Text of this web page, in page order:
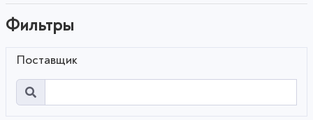
Фильтры
Поставщик